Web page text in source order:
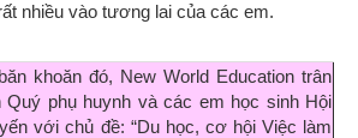
nhiều vào tương lai của các em.
khoăn đó, New World Education trân
Quý phụ huynh và các em học sinh Hội
với chủ đề: “Du học, cơ hội Việc làm